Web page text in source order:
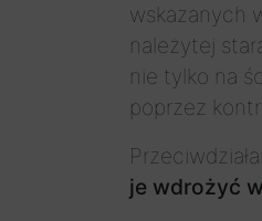
wskazanych
należytej
nie tylko na
poprzez
je wdrożyć